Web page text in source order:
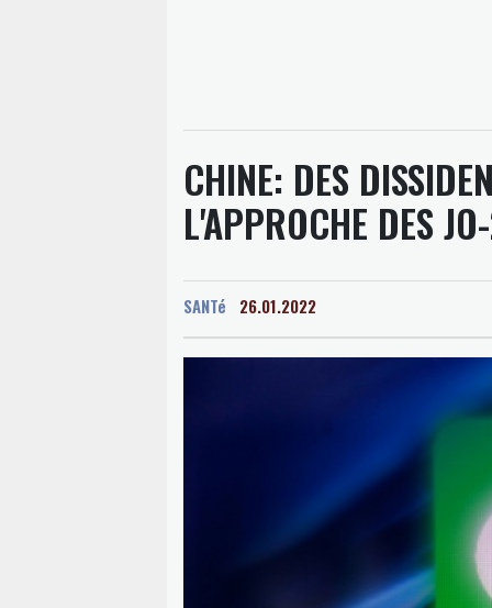
CHINE: DES
L'APPROCHE DES
SANTé 26.01.2022